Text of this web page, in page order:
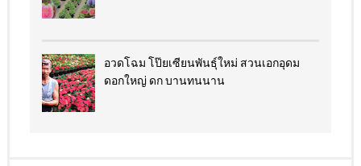
อวดโฉม โป๊ยเซียนพันธุ์ใหม่ สวนเอกอุดม
ดอกใหญ่ ดก บานทนนาน